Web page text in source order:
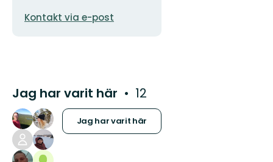
E-
Kontakt via e-post
Jag har varit här 12
Jag har varit här